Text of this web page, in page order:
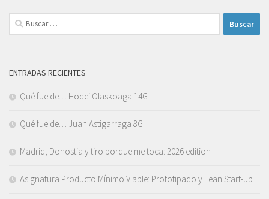
Buscar:
ENTRADAS RECIENTES
Qué fue de… Hodei Olaskoaga 14G
Qué fue de… Juan Astigarraga 8G
Madrid, Donostia y tiro porque me toca: 2026 edition
Asignatura Producto Mínimo Viable: Prototipado y Lean Start-up